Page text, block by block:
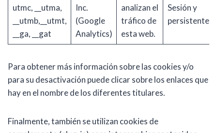
utmc, __utma,
__utmb,__utmt,
__ga, __gat
Inc.
(Google
Analytics)
analizan el
tráfico de
esta web.
Sesión y
persistentes
Para obtener más información sobre las cookies y/o
para su desactivación puede clicar sobre los enlaces que
hay en el nombre de los diferentes titulares.
Finalmente, también se utilizan cookies de